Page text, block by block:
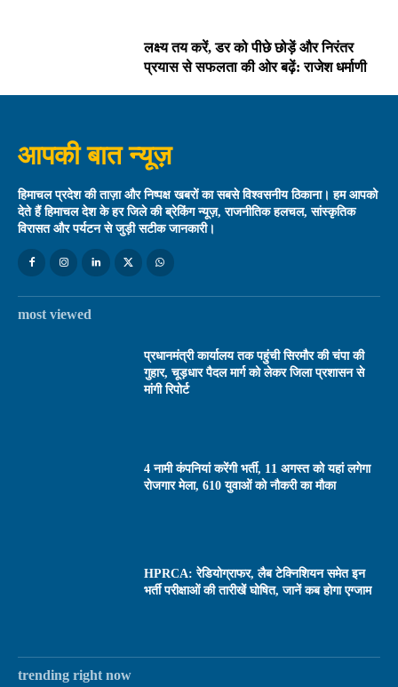
लक्ष्य तय करें, डर को पीछे छोड़ें और निरंतर
प्रयास से सफलता की ओर बढ़ें: राजेश धर्माणी
आपकी बात न्यूज़
हिमाचल प्रदेश की ताज़ा और निष्पक्ष खबरों का सबसे विश्वसनीय ठिकाना। हम आपको
देते हैं हिमाचल देश के हर जिले की ब्रेकिंग न्यूज़, राजनीतिक हलचल, सांस्कृतिक
विरासत और पर्यटन से जुड़ी सटीक जानकारी।
most viewed
प्रधानमंत्री कार्यालय तक पहुंची सिरमौर की चंपा की
गुहार, चूड़धार पैदल मार्ग को लेकर जिला प्रशासन से
मांगी रिपोर्ट
4 नामी कंपनियां करेंगी भर्ती, 11 अगस्त को यहां लगेगा
रोजगार मेला, 610 युवाओं को नौकरी का मौका
HPRCA: रेडियोग्राफर, लैब टेक्निशियन समेत इन
भर्ती परीक्षाओं की तारीखें घोषित, जानें कब होगा एग्जाम
trending right now